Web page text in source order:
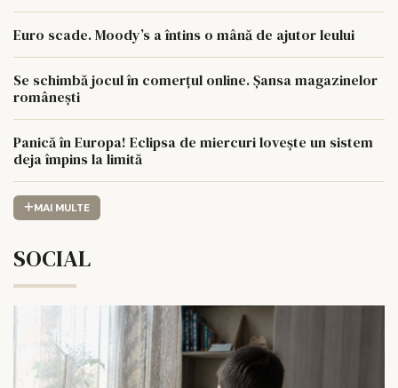
Euro scade. Moody’s a întins o mână de ajutor leului
Se schimbă jocul în comerțul online. Șansa magazinelor
românești
Panică în Europa! Eclipsa de miercuri lovește un sistem
deja împins la limită
MAI MULTE
SOCIAL